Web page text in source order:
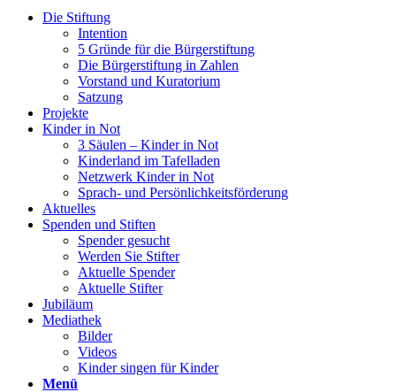
Die Stiftung
Intention
5 Gründe für die Bürgerstiftung
Die Bürgerstiftung in Zahlen
Vorstand und Kuratorium
Satzung
Projekte
Kinder in Not
3 Säulen – Kinder in Not
Kinderland im Tafelladen
Netzwerk Kinder in Not
Sprach- und Persönlichkeits­förderung
Aktuelles
Spenden und Stiften
Spender gesucht
Werden Sie Stifter
Aktuelle Spender
Aktuelle Stifter
Jubiläum
Mediathek
Bilder
Videos
Kinder singen für Kinder
Menü